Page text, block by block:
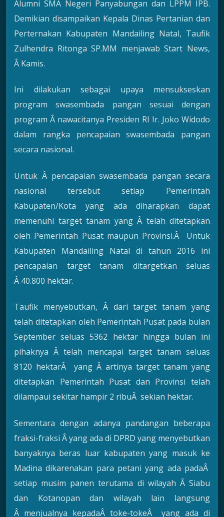
Alumni SMA Negeri Panyabungan dan LPPM IPB.
Demikian disampaikan Kepala Dinas Pertanian dan
Perternakan Kabupaten Mandailing Natal, Taufik
Zulhendra Ritonga SP.MM menjawab Start News,
Â Kamis.
Ini dilakukan sebagai upaya mensukseskan
program swasembada pangan sesuai dengan
program Â nawacitanya Presiden RI Ir. Joko Widodo
dalam rangka pencapaian swasembada pangan
secara nasional.
Untuk Â pencapaian swasembada pangan secara
nasional tersebut setiap Pemerintah
Kabupaten/Kota yang ada diharapkan dapat
memenuhi target tanam yang Â telah ditetapkan
oleh Pemerintah Pusat maupun Provinsi.Â Untuk
Kabupaten Mandailing Natal di tahun 2016 ini
pencapaian target tanam ditargetkan seluas
Â 40.800 hektar.
Taufik menyebutkan, Â dari target tanam yang
telah ditetapkan oleh Pemerintah Pusat pada bulan
September seluas 5362 hektar hingga bulan ini
pihaknya Â telah mencapai target tanam seluas
8120 hektarÂ yang Â artinya target tanam yang
ditetapkan Pemerintah Pusat dan Provinsi telah
dilampaui sekitar hampir 2 ribuÂ sekian hektar.
Sementara dengan adanya pandangan beberapa
fraksi-fraksi Â yang ada di DPRD yang menyebutkan
banyaknya beras luar kabupaten yang masuk ke
Madina dikarenakan para petani yang ada padaÂ
setiap musim panen terutama di wilayah Â Siabu
dan Kotanopan dan wilayah lain langsung
Â menjualnya kepadaÂ toke-tokeÂ yang ada di